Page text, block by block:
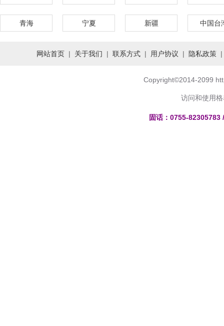
青海 宁夏 新疆 中国台
网站首页 | 关于我们 | 联系方式 | 用户协议 | 隐私政策
Copyright©2014-2099
访问和使用
固话：0755-